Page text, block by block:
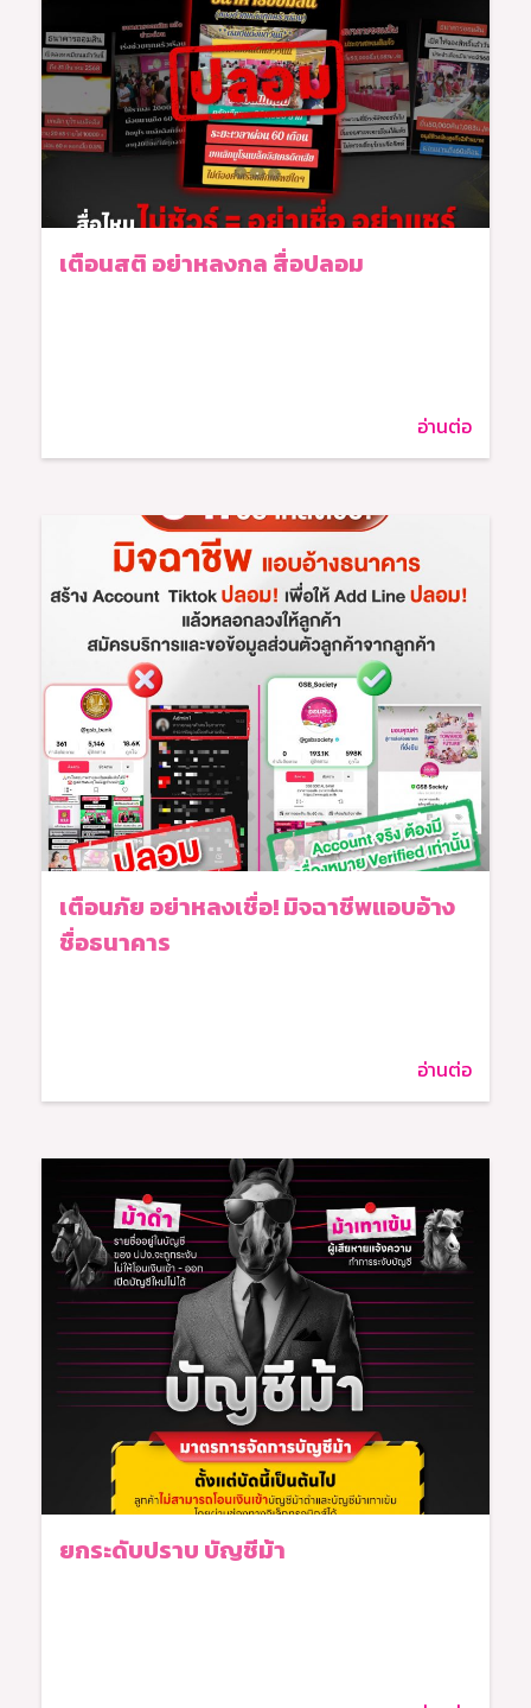
เตือนสติ อย่าหลงกล สื่อปลอม
อ่านต่อ
เตือนภัย อย่าหลงเชื่อ! มิจฉาชีพแอบอ้าง
ชื่อธนาคาร
อ่านต่อ
ยกระดับปราบ บัญชีม้า